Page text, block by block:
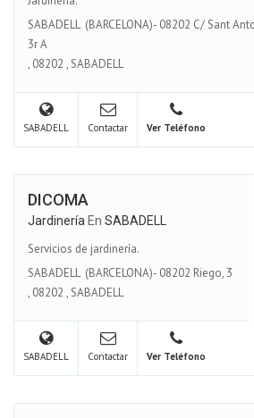
SABADELL (BARCELONA)- 08202 C/ Sant
3r A
, 08202 ,SABADELL
SABADELL Contactar Ver Teléfono
DICOMA
Jardinería En SABADELL
Servicios de jardinería.
SABADELL (BARCELONA)- 08202 Riego, 3
, 08202 ,SABADELL
SABADELL Contactar Ver Teléfono